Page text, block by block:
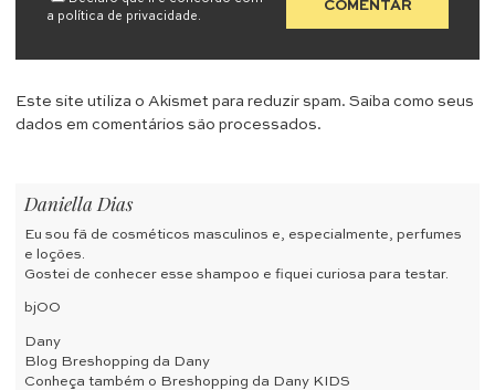
a política de privacidade.
Este site utiliza o Akismet para reduzir spam. Saiba como seus
dados em comentários são processados.
Daniella Dias
Eu sou fã de cosméticos masculinos e, especialmente, perfumes
e loções.
Gostei de conhecer esse shampoo e fiquei curiosa para testar.
bjOO
Dany
Blog Breshopping da Dany
Conheça também o Breshopping da Dany KIDS